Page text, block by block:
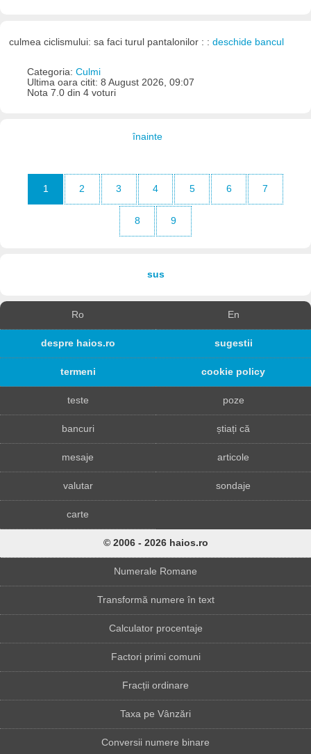
culmea ciclismului: sa faci turul pantalonilor : :deschide bancul
Categoria: Culmi
Ultima oara citit: 8 August 2026, 09:07
Nota 7.0 din 4 voturi
înainte
1 2 3 4 5 6 7
8 9
sus
Ro En
despre haios.ro sugestii
termeni cookie policy
teste poze
bancuri știați că
mesaje articole
valutar sondaje
carte
© 2006 - 2026 haios.ro
Numerale Romane
Transformă numere în text
Calculator procentaje
Factori primi comuni
Fracții ordinare
Taxa pe Vânzări
Conversii numere binare